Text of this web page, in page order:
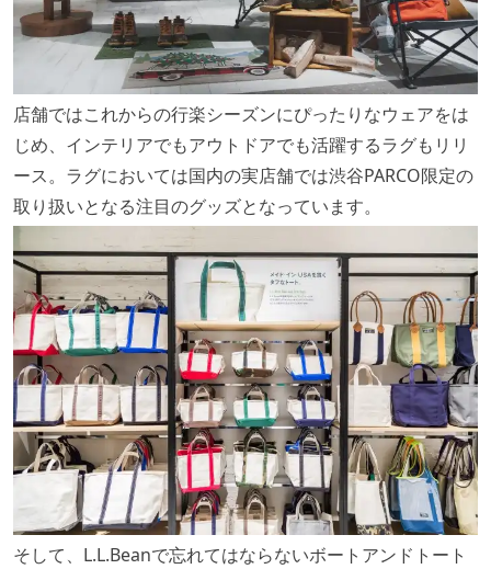
店舗ではこれからの行楽シーズンにぴったりなウェアをは
じめ、インテリアでもアウトドアでも活躍するラグもリリ
ース。ラグにおいては国内の実店舗では渋谷PARCO限定の
取り扱いとなる注目のグッズとなっています。
そして、L.L.Beanで忘れてはならないボートアンドトート